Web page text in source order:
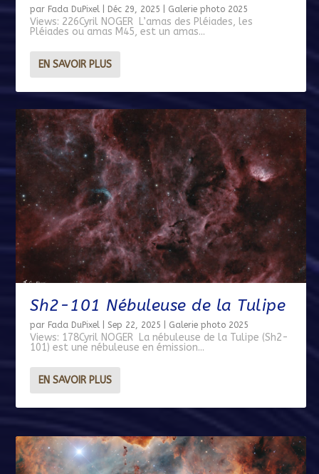
par Fada DuPixel Déc 29, 2025 Galerie photo 2025
Views: 226Cyril NOGER L’amas des Pléiades, les
Pléiades ou amas M45, est un amas...
EN SAVOIR PLUS
Sh2-101 Nébuleuse de la Tulipe
par Fada DuPixel |Sep 22, 2025 Galerie photo 2025
Views: 178Cyril NOGER La nébuleuse de la Tulipe (Sh2-
101) est une nébuleuse en émission...
EN SAVOIR PLUS